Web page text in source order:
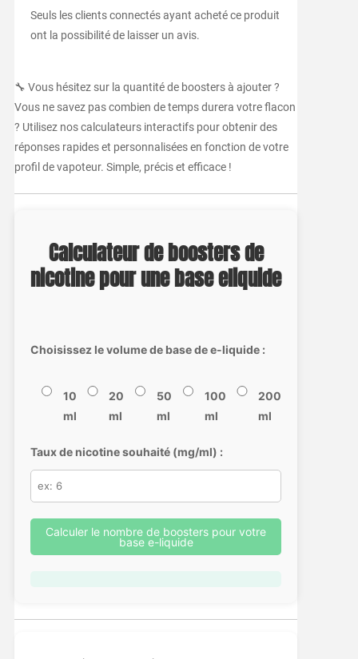
Seuls les clients connectés ayant acheté ce produit
ont la possibilité de laisser un avis.
🔧 Vous hésitez sur la quantité de boosters à ajouter ?
Vous ne savez pas combien de temps durera votre flacon
? Utilisez nos calculateurs interactifs pour obtenir des
réponses rapides et personnalisées en fonction de votre
profil de vapoteur. Simple, précis et efficace !
Calculateur de boosters de
nicotine pour une base eliquide
Choisissez le volume de base de e-liquide :
10
ml
20
ml
50
ml
100
ml
200
ml
Taux de nicotine souhaité (mg/ml) :
Calculer le nombre de boosters pour votre
base e-liquide